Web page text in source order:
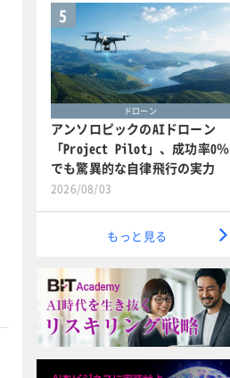
5
ドローン
アンソロピックのAIドローン
「Project Pilot」、成功率0％
でも驚異的な自律飛行の実力
2026/08/03
もっと見る